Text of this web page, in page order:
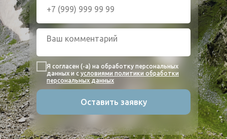
Я согласен (-а) на обработку персональных
данных и с условиями политики обработки
персональных данных
Оставить заявку